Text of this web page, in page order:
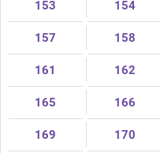
153 154
157 158
161 162
165 166
169 170